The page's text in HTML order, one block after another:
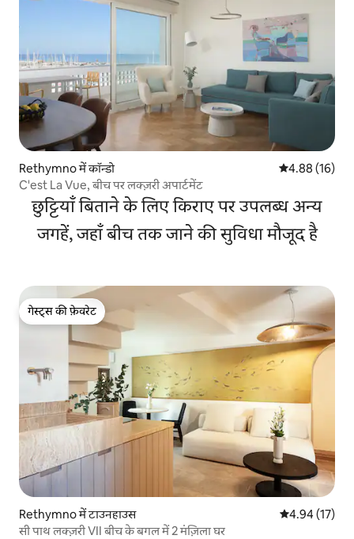
Rethymno में कॉन्डो औसत रेटिंग 5 में
4.88 (16)
C'est La Vue, बीच पर लक्ज़री अपार्टमेंट
छुट्टियाँ बिताने के लिए किराए पर उपलब्ध अन्य
जगहें, जहाँ बीच तक जाने की सुविधा मौजूद है
गेस्ट्स की फ़ेवरेट
गेस्ट्स की फ़ेवरेट
Rethymno में टाउनहाउस औसत रेटिंग 5 में
4.94 (17)
सी पाथ लक्ज़री VII बीच के बगल में 2 मंज़िला घर